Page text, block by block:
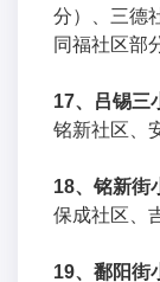
分）、三德
同福社区部
17、吕锡三
铭新社区、
18、铭新街
保成社区、
19、鄱阳街